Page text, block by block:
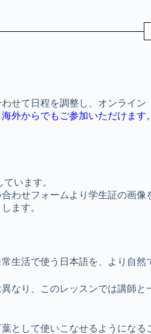
せて日程を調整し、オンライン
外からでもご参加いただけます。
います。
わせフォームより学生証の画像
ます。
生活で使う日本語を、より自
なり、このレッスンでは講師
として使いこなせるようになる